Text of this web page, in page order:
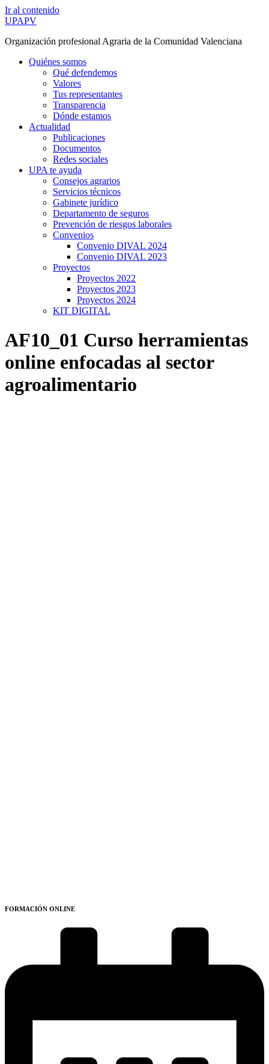
Ir al contenido
UPAPV
Organización profesional Agraria de la Comunidad Valenciana
Quiénes somos
Qué defendemos
Valores
Tus representantes
Transparencia
Dónde estamos
Actualidad
Publicaciones
Documentos
Redes sociales
UPA te ayuda
Consejos agrarios
Servicios técnicos
Gabinete jurídico
Departamento de seguros
Prevención de riesgos laborales
Convenios
Convenio DIVAL 2024
Convenio DIVAL 2023
Proyectos
Proyectos 2022
Proyectos 2023
Proyectos 2024
KIT DIGITAL
AF10_01 Curso herramientas
online enfocadas al sector
agroalimentario
FORMACIÓN ONLINE